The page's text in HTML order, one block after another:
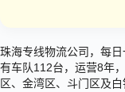
珠海专线物流公司，每
有车队112台，运营8年
区、金湾区、斗门区及